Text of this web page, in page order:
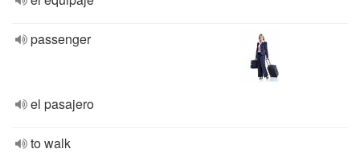
passenger
el pasajero
to walk